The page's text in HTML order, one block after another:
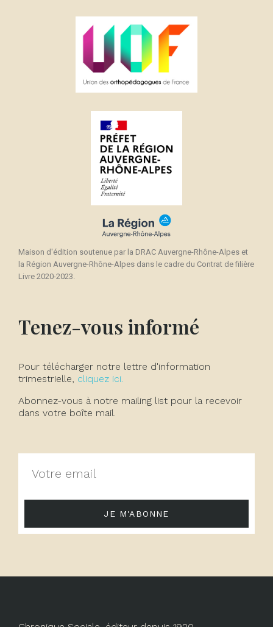
Maison d'édition soutenue par la DRAC Auvergne-Rhône-Alpes et
la Région Auvergne-Rhône-Alpes dans le cadre du Contrat de filière
Livre 2020-2023.
Tenez-vous informé
Pour télécharger notre lettre d'information
trimestrielle, cliquez ici.
Abonnez-vous à notre mailing list pour la recevoir
dans votre boîte mail.
JE M'ABONNE